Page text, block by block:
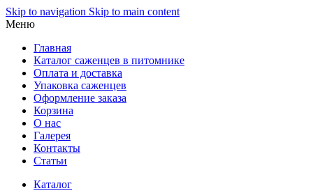
Skip to navigation Skip to main content
Меню
Главная
Каталог саженцев в питомнике
Оплата и доставка
Упаковка саженцев
Оформление заказа
Корзина
О нас
Галерея
Контакты
Статьи
Каталог